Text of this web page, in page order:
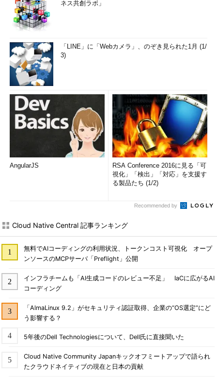
ネス共創ラボ」
「LINE」に「Webカメラ」、のぞき見られた1月 (1/
3)
AngularJS
RSA Conference 2016に見る「可
視化」「検出」「対応」を支援す
る製品たち (1/2)
Recommended by
Cloud Native Central 記事ランキング
無料でAIコーディングの利用状況、トークンコスト可視化 オープ
ンソースのMCPサーバ「Preflight」公開
インフラチームも「AI生成コードのレビュー不足」 IaCに広がるAI
コーディング
「AlmaLinux 9.2」がセキュリティ認証取得、企業の“OS選定”にど
う影響する？
5年後のDell Technologiesについて、Dell氏に直接聞いた
Cloud Native Community Japanキックオフミートアップで語られ
たクラウドネイティブの現在と日本の貢献